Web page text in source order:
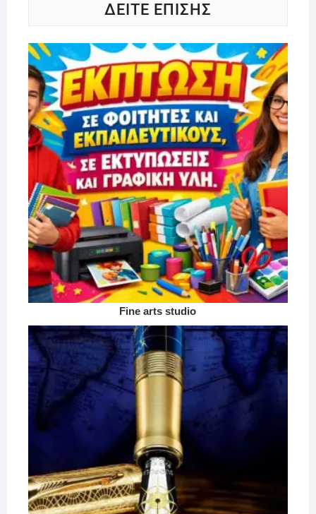
ΔΕΙΤΕ ΕΠΙΣΗΣ
Fine arts studio